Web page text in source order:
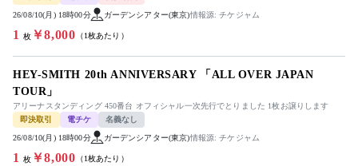
26/08/10(月) 18時00分 ガーデンシアター(東京)情報源: チケジャム
1 枚￥8,000 （1枚あたり）
HEY-SMITH 20th ANNIVERSARY 「ALL OVER JAPAN
TOUR」
アリーナスタンディング 450番台 オフィシャル一次先行でとりました 1枚お譲りします
即決取引
電チケ 名義なし
26/08/10(月) 18時00分 ガーデンシアター(東京)情報源: チケジャム
1 枚￥8,000 （1枚あたり）